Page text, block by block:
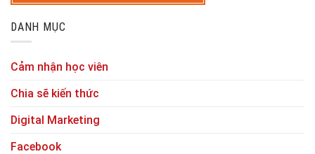
DANH MỤC
Cảm nhận học viên
Chia sẽ kiến thức
Digital Marketing
Facebook